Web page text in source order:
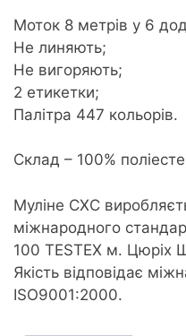
Моток 8 метрів у 6
Не линяють;
Не вигоряють;
2 етикетки;
Палітра 447 кольорів.
Склад – 100%
Муліне CXC
міжнародного
100 TESTEX м. Цюріх
Якість відповідає
ISO9001:2000.